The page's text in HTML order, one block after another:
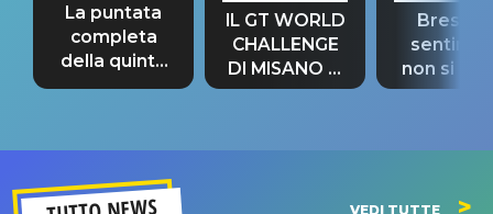
La puntata
completa
della quinta
tappa
IL GT WORLD
CHALLENGE
DI MISANO si
riconferma
Bresh:
non si
fino alla
VEDI TUTTE